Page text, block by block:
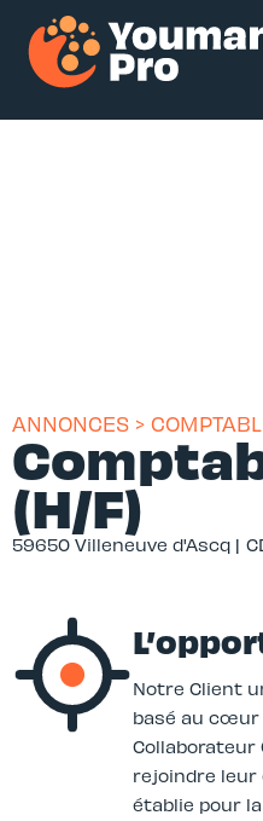
ANNONCES >
(H/F)
59650 Villeneuve d'Ascq |
Notre Client
basé au cœur
Collaborateur
rejoindre leur
établie pour